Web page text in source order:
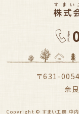
〒631-
奈
Copyright © すまい工房